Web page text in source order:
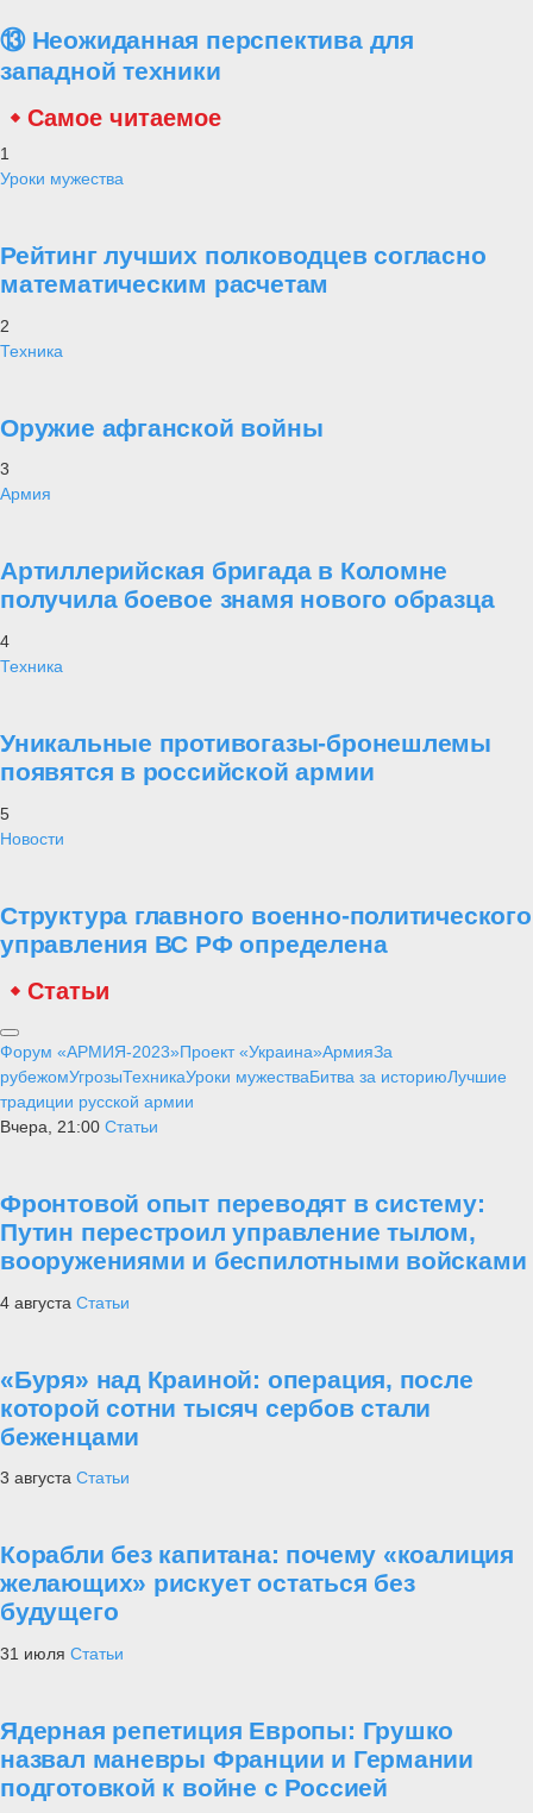
⑬ Неожиданная перспектива для
западной техники
Самое читаемое
1
Уроки мужества
Рейтинг лучших полководцев согласно
математическим расчетам
2
Техника
Оружие афганской войны
3
Армия
Артиллерийская бригада в Коломне
получила боевое знамя нового образца
4
Техника
Уникальные противогазы-бронешлемы
появятся в российской армии
5
Новости
Структура главного военно-политического
управления ВС РФ определена
Статьи
Форум «АРМИЯ-2023»Проект «Украина»АрмияЗа
рубежомУгрозыТехникаУроки мужестваБитва за историюЛучшие
традиции русской армии
Вчера, 21:00 Статьи
Фронтовой опыт переводят в систему:
Путин перестроил управление тылом,
вооружениями и беспилотными войсками
4 августа Статьи
«Буря» над Краиной: операция, после
которой сотни тысяч сербов стали
беженцами
3 августа Статьи
Корабли без капитана: почему «коалиция
желающих» рискует остаться без
будущего
31 июля Статьи
Ядерная репетиция Европы: Грушко
назвал маневры Франции и Германии
подготовкой к войне с Россией